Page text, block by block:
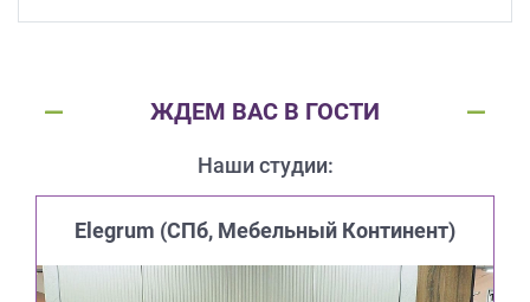
ЖДЕМ ВАС В ГОСТИ
Наши студии:
Elegrum (CПб, Мебельный Континент)